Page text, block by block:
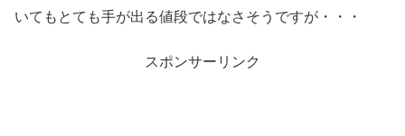
いてもとても手が出る値段ではなさそうですが・・・
スポンサーリンク